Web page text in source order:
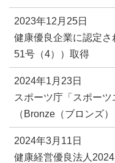
2023年12月25日
健康優良企業に認定
51号（4））取得
2024年1月23日
スポーツ庁「スポーツ
（Bronze（ブロンズ
2024年3月11日
健康経営優良法人